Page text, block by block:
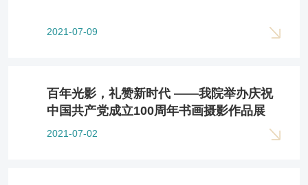
2021-07-09
百年光影，礼赞新时代 ——我院举办庆祝
中国共产党成立100周年书画摄影作品展
2021-07-02